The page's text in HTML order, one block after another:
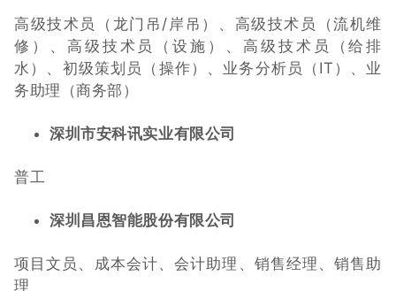
高级技术员（龙门吊/岸吊）、高级技术员（流机维
修）、高级技术员（设施）、高级技术员（给排
水）、初级策划员（操作）、业务分析员（IT）、业
务助理（商务部）
深圳市安科讯实业有限公司
普工
深圳昌恩智能股份有限公司
项目文员、成本会计、会计助理、销售经理、销售助
理